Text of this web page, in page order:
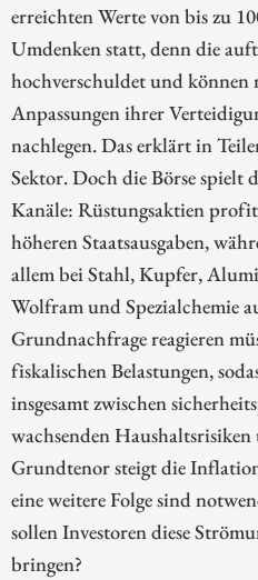
erreichten Werte von bis zu
Umdenken statt, denn die
hochverschuldet und können
Anpassungen ihrer
nachlegen. Das erklärt in
Sektor. Doch die Börse spielt
Kanäle: Rüstungsaktien
höheren Staatsausgaben,
allem bei Stahl, Kupfer,
Wolfram und Spezialchemie
Grundnachfrage reagieren
fiskalischen Belastungen,
insgesamt zwischen
wachsenden Haushaltsrisiken
Grundtenor steigt die
eine weitere Folge sind
sollen Investoren diese
bringen?